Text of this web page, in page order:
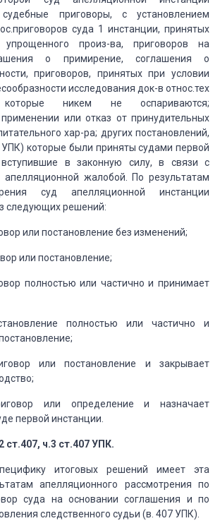
судебные приговоры, с установлением
суда 1 инстанции, принятых
произ-ва, приговоров на
о примирение, соглашения о
приговоров, принятых при условии
исследования док-в относ.тех
которые никем не оспариваются;
или отказ от принудительных
хар-ра; другихпостановлений,
которые были приняты судами первой
в законную силу, в связи с
жалобой.
По результатам
суд апелляционной инстанции
следующих решений:
или постановление без изменений;
или постановление;
полностью или частично и принимает
полностью или частично и
или постановление и закрывает
или определение и назначает
первой инстанции.
ст.407, ч.3 ст.407 УПК.
итоговых решений имеет эта
апелляционного рассмотрения по
суда на основании соглашения и по
следственного судьи (в. 407 УПК).